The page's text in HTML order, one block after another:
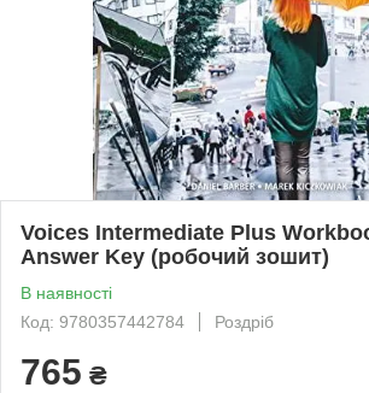
Voices Intermediate Plus
Answer Key (робочий зошит)
В наявності
Код: 9780357442784
Роздріб
765 ₴